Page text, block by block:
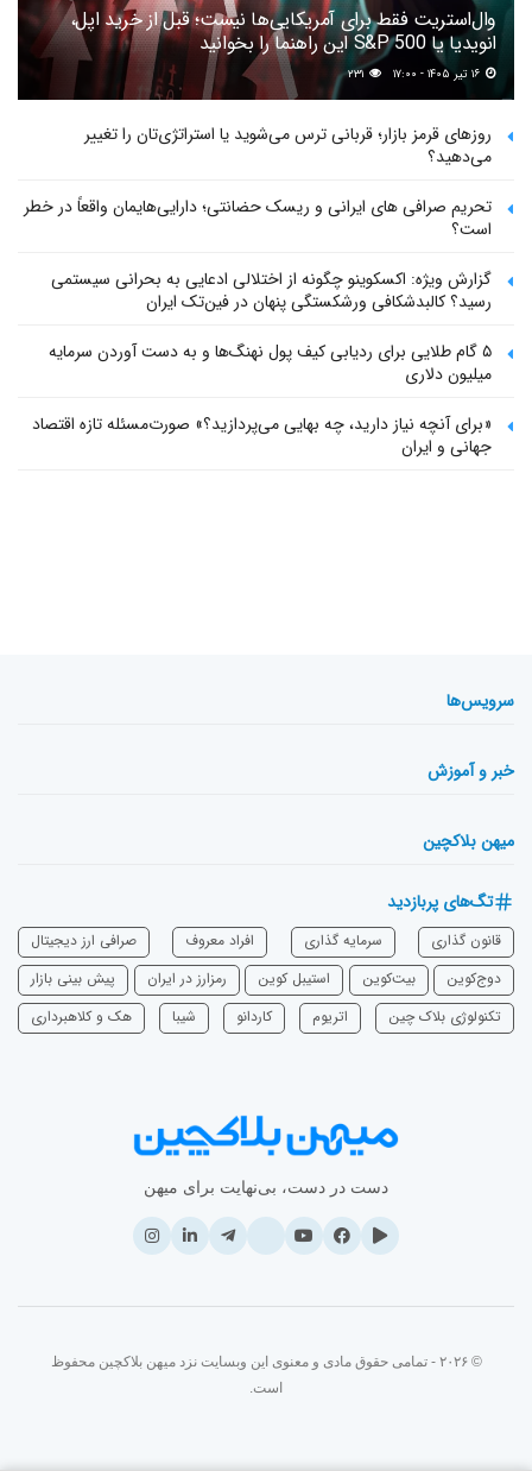
وال‌استریت فقط برای آمریکایی‌ها نیست؛ قبل از خرید اپل،
انویدیا یا S&P 500 این راهنما را بخوانید
۲۳۱
روزهای قرمز بازار؛ قربانی ترس می‌شوید یا استراتژی‌تان را تغییر
می‌دهید؟
تحریم صرافی های ایرانی و ریسک حضانتی؛ دارایی‌هایمان واقعاً در خطر
است؟
گزارش ویژه: اکسکوینو چگونه از اختلالی ادعایی به بحرانی سیستمی
رسید؟ کالبدشکافی ورشکستگی پنهان در فین‌تک ایران
۵ گام طلایی برای ردیابی کیف پول‌ نهنگ‌ها و به دست آوردن سرمایه
میلیون دلاری
«برای آنچه نیاز دارید، چه بهایی می‌پردازید؟» صورت‌مسئله تازه اقتصاد
جهانی و ایران
سرویس‌ها
خبر و آموزش
میهن بلاکچین
تگ‌های پربازدید
قانون گذاری سرمایه‌ گذاری افراد معروف
صرافی ارز دیجیتال
دوج‌کوین
بیت‌کوین استیبل کوین رمزارز در ایران
پیش بینی بازار
تکنولوژی بلاک چین
اتریوم ‌کاردانو شیبا هک و کلاهبرداری
دست در دست، بی‌نهایت برای میهن
© ۲۰۲۶ - تمامی حقوق مادی و معنوی این وبسایت نزد میهن بلاکچین محفوظ
است.